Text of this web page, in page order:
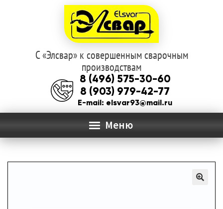
Перейти
к
навигации
Перейти
к
содержимому
С «Элсвар» к совершенным сварочным
производствам
8 (496) 575-30-60
8 (903) 979-42-77
E-mail: elsvar93@mail.ru
Меню